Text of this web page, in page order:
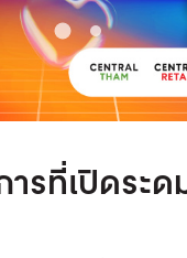
ารที่เปิดระ